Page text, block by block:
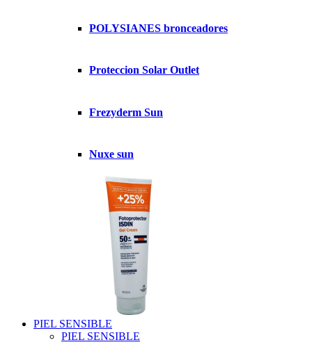
POLYSIANES bronceadores
Proteccion Solar Outlet
Frezyderm Sun
Nuxe sun
PIEL SENSIBLE
PIEL SENSIBLE